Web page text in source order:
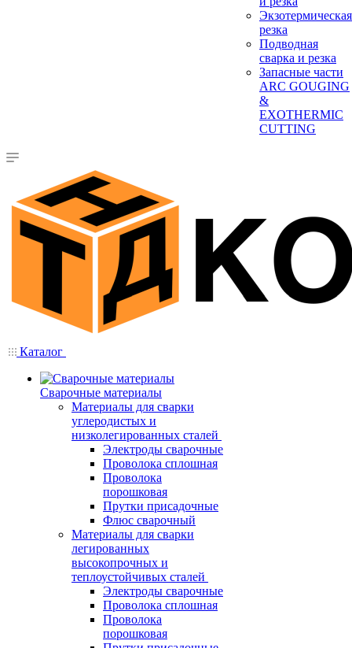
Экзотермическая
резка
Подводная
сварка и резка
Запасные части
ARC GOUGING
&
EXOTHERMIC
CUTTING
Каталог
Сварочные материалы
Материалы для сварки
углеродистых и
низколегированных сталей
Электроды сварочные
Проволока сплошная
Проволока
порошковая
Прутки присадочные
Флюс сварочный
Материалы для сварки
легированных
высокопрочных и
теплоустойчивых сталей
Электроды сварочные
Проволока сплошная
Проволока
порошковая